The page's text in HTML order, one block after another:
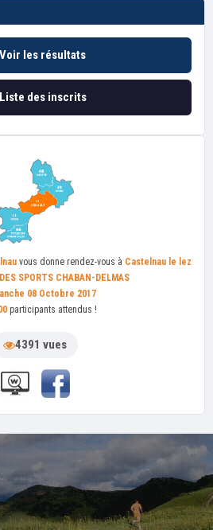
les résultats
des inscrits
vous donne rendez-vous à Castelnau le lez
SPORTS CHABAN-DELMAS
08 Octobre 2017
participants attendus !
4391 vues